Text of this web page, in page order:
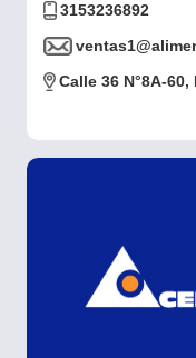
3153236892
Calle 36 N°8A-